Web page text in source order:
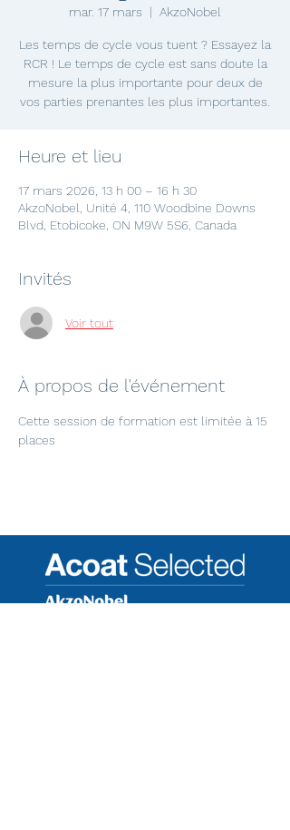
mar. 17 mars
  |
AkzoNobel
Les temps de cycle vous tuent ? Essayez la
RCR ! Le temps de cycle est sans doute la
mesure la plus importante pour deux de
vos parties prenantes les plus importantes.
Heure et lieu
17 mars 2026, 13 h 00 – 16 h 30
AkzoNobel, Unité 4, 110 Woodbine Downs
Blvd, Etobicoke, ON M9W 5S6, Canada
Invités
Voir tout
À propos de l'événement
Cette session de formation est limitée à 15
places